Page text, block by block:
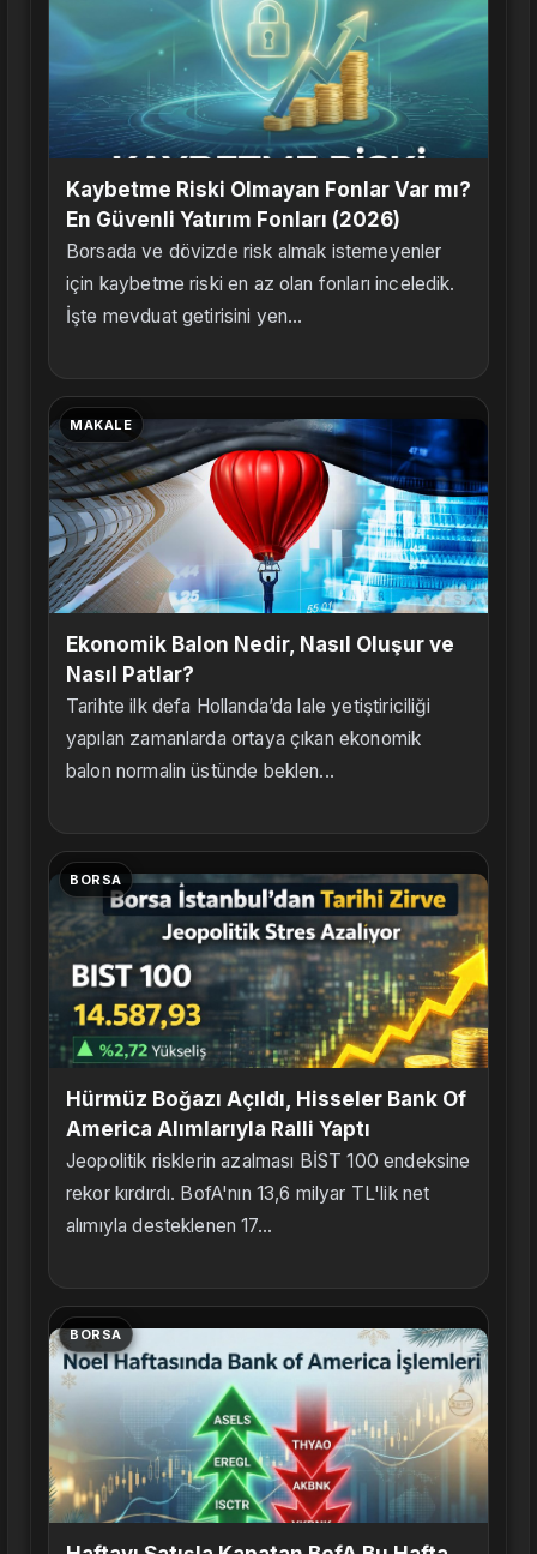
Kaybetme Riski Olmayan Fonlar Var mı?
En Güvenli Yatırım Fonları (2026)
Borsada ve dövizde risk almak istemeyenler
için kaybetme riski en az olan fonları inceledik.
İşte mevduat getirisini yen...
MAKALE
Ekonomik Balon Nedir, Nasıl Oluşur ve
Nasıl Patlar?
Tarihte ilk defa Hollanda’da lale yetiştiriciliği
yapılan zamanlarda ortaya çıkan ekonomik
balon normalin üstünde beklen...
BORSA
Hürmüz Boğazı Açıldı, Hisseler Bank Of
America Alımlarıyla Ralli Yaptı
Jeopolitik risklerin azalması BİST 100 endeksine
rekor kırdırdı. BofA'nın 13,6 milyar TL'lik net
alımıyla desteklenen 17...
BORSA